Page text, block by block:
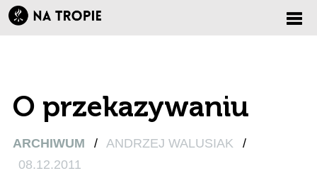
O przekazywaniu
ARCHIWUM / ANDRZEJ WALUSIAK
/
08.12.2011